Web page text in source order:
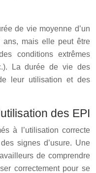
de vie moyenne d’un
mais elle peut être
conditions extrêmes
La durée de vie des
leur utilisation et des
des EPI
à l’utilisation correcte
signes d’usure. Une
de comprendre
correctement pour se